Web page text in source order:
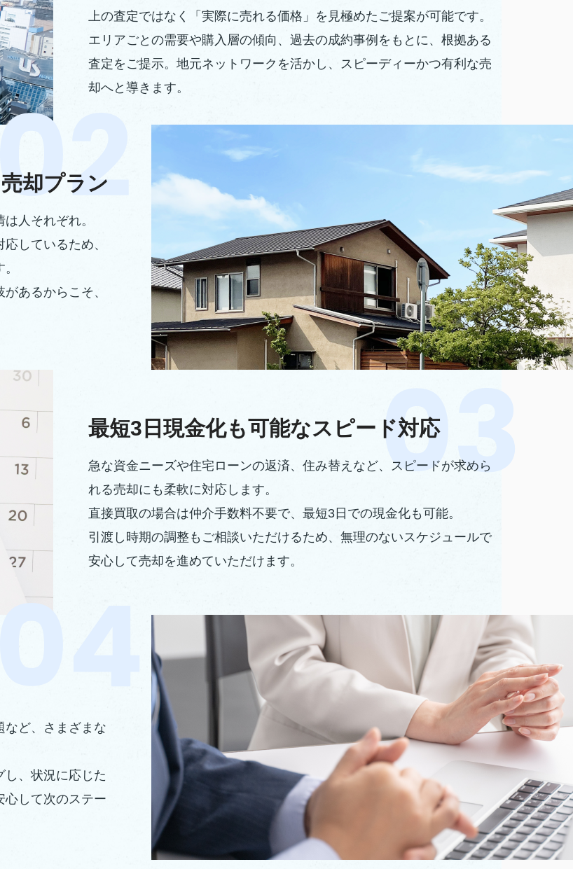
上の査定ではなく「実際に売れる価格」を見極めたご提案が可能です。
エリアごとの需要や購入層の傾向、過去の成約事例をもとに、根拠ある
査定をご提示。地元ネットワークを活かし、スピーディーかつ有利な売
却へと導きます。
却プラン
人それぞれ。
しているため、
あるからこそ、
最短3日現金化も可能なスピード対応
急な資金ニーズや住宅ローンの返済、住み替えなど、スピードが求めら
れる売却にも柔軟に対応します。
直接買取の場合は仲介手数料不要で、最短3日での現金化も可能。
引渡し時期の調整もご相談いただけるため、無理のないスケジュールで
安心して売却を進めていただけます。
など、さまざまな
し、状況に応じた
心して次のステー